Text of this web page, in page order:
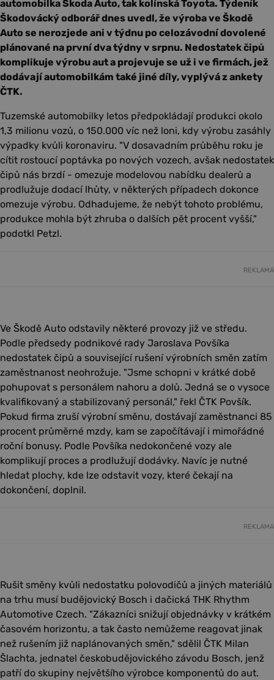
automobilka Škoda Auto, tak kolínská Toyota. Týdeník
Škodovácký odborář dnes uvedl, že výroba ve Škodě
Auto se nerozjede ani v týdnu po celozávodní dovolené
plánované na první dva týdny v srpnu. Nedostatek čipů
komplikuje výrobu aut a projevuje se už i ve firmách, jež
dodávají automobilkám také jiné díly, vyplývá z ankety
ČTK.
Tuzemské automobilky letos předpokládají produkci okolo
1,3 milionu vozů, o 150.000 víc než loni, kdy výrobu zasáhly
výpadky kvůli koronaviru. "V dosavadním průběhu roku je
cítit rostoucí poptávka po nových vozech, avšak nedostatek
čipů nás brzdí - omezuje modelovou nabídku dealerů a
prodlužuje dodací lhůty, v některých případech dokonce
omezuje výrobu. Odhadujeme, že nebýt tohoto problému,
produkce mohla být zhruba o dalších pět procent vyšší,"
podotkl Petzl.
REKLAMA
Ve Škodě Auto odstavily některé provozy již ve středu.
Podle předsedy podnikové rady Jaroslava Povšíka
nedostatek čipů a související rušení výrobních směn zatím
zaměstnanost neohrožuje. "Jsme schopni v krátké době
pohupovat s personálem nahoru a dolů. Jedná se o vysoce
kvalifikovaný a stabilizovaný personál," řekl ČTK Povšík.
Pokud firma zruší výrobní směnu, dostávají zaměstnanci 85
procent průměrné mzdy, kam se započítávají i mimořádné
roční bonusy. Podle Povšíka nedokončené vozy ale
komplikují proces a prodlužují dodávky. Navíc je nutné
hledat plochy, kde lze odstavit vozy, které čekají na
dokončení, doplnil.
REKLAMA
Rušit směny kvůli nedostatku polovodičů a jiných materiálů
na trhu musí budějovický Bosch i dačická THK Rhythm
Automotive Czech. "Zákazníci snižují objednávky v krátkém
časovém horizontu, a tak často nemůžeme reagovat jinak
než rušením již naplánovaných směn," sdělil ČTK Milan
Šlachta, jednatel českobudějovického závodu Bosch, jenž
patří do skupiny největšího výrobce komponentů do aut.